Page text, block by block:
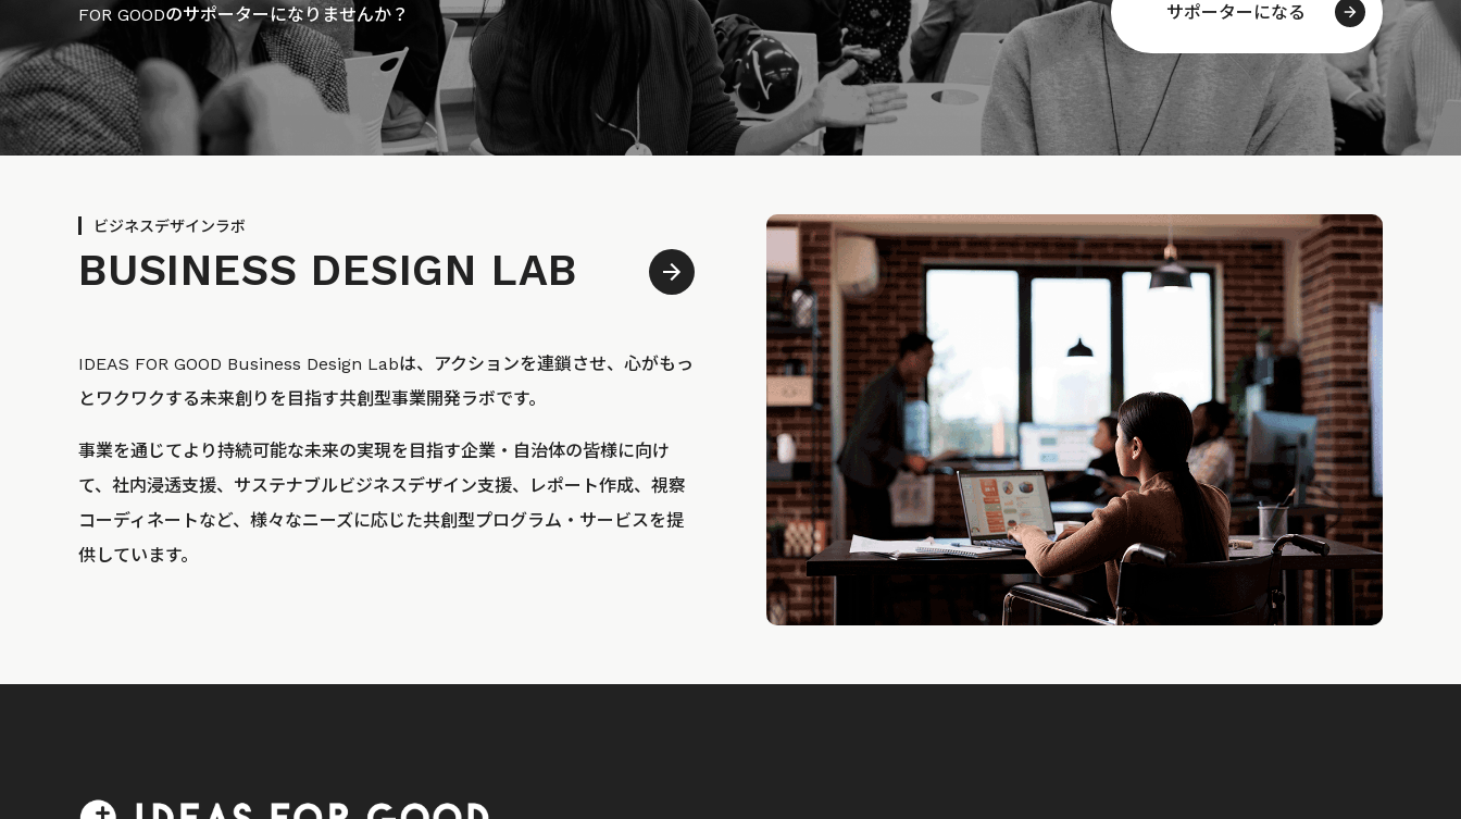
FOR GOODのサポーターになりませんか？
サポーターになる
ビジネスデザインラボ
BUSINESS DESIGN LAB
IDEAS FOR GOOD Business Design Labは、アクションを連鎖させ、心がもっ
とワクワクする未来創りを目指す共創型事業開発ラボです。
事業を通じてより持続可能な未来の実現を目指す企業・自治体の皆様に向け
て、社内浸透支援、サステナブルビジネスデザイン支援、レポート作成、視察
コーディネートなど、様々なニーズに応じた共創型プログラム・サービスを提
供しています。